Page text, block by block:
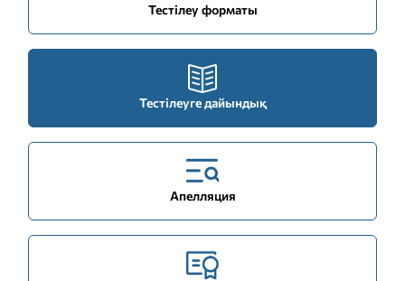
Тестілеу форматы
Тестілеуге дайындық
Апелляция